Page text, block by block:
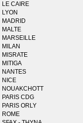
LE CAIRE
LYON
MADRID
MALTE
MARSEILLE
MILAN
MISRATE
MITIGA
NANTES
NICE
NOUAKCHOTT
PARIS CDG
PARIS ORLY
ROME